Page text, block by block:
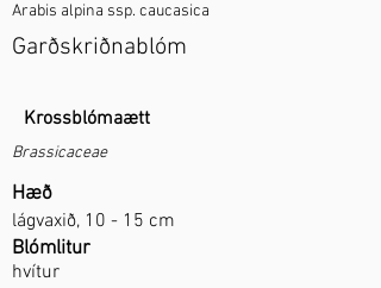
Arabis alpina ssp. caucasica
Garðskriðnablóm
Krossblómaætt
Brassicaceae
Hæð
lágvaxið, 10 - 15 cm
Blómlitur
hvítur